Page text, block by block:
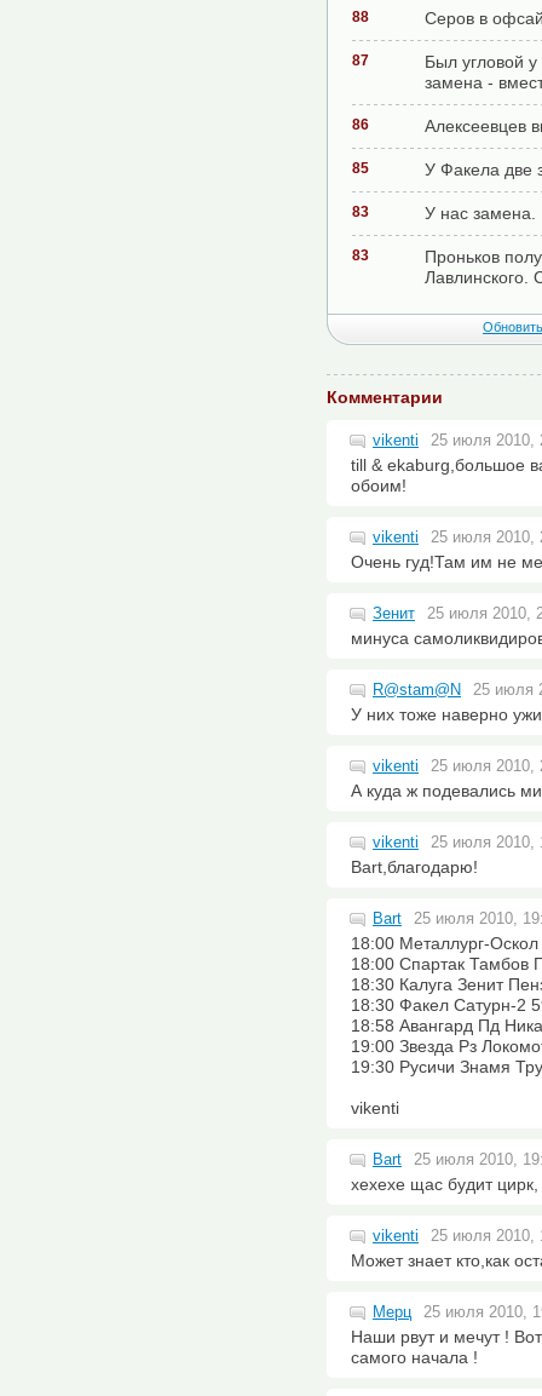
88 Серов в
87
Был угловой
замена -
86 Алексеевцев
85 У Факела две
83 У нас
83
Проньков
Лавлинского.
Комментарии
vikenti 25 июля 2010,
till & ekaburg,большое
обоим!
vikenti 25 июля 2010,
Очень гуд!Там им не
Зенит 25 июля 2010,
минуса
R@stam@N 25 июля
У них тоже наверно
vikenti 25 июля 2010,
А куда ж подевались
vikenti 25 июля 2010,
Bart,благодарю!
Bart 25 июля 2010,
18:00 Металлург-
18:00 Спартак Тамбов
18:30 Калуга Зенит
18:30 Факел Сатурн-2
18:58 Авангард Пд
19:00 Звезда Рз
19:30 Русичи Знамя
vikenti
Bart 25 июля 2010,
хехехе щас будит
vikenti 25 июля 2010,
Может знает кто,как
Мерц 25 июля 2010,
Наши рвут и мечут !
самого начала !